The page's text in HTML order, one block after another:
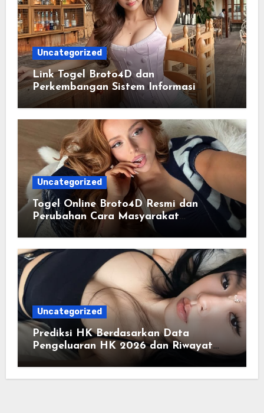
Uncategorized
Link Togel Broto4D dan
Perkembangan Sistem Informasi
Digital Masa Kini
Uncategorized
Togel Online Broto4D Resmi dan
Perubahan Cara Masyarakat
Mengakses Informasi Berbasis Data
Uncategorized
Prediksi HK Berdasarkan Data
Pengeluaran HK 2026 dan Riwayat
HK Pools